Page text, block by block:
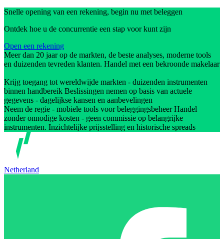
Snelle opening van een rekening, begin nu met beleggen
Ontdek hoe u de concurrentie een stap voor kunt zijn
Open een rekening
Meer dan 20 jaar op de markten, de beste analyses, moderne tools
en duizenden tevreden klanten. Handel met een bekroonde makelaar
Krijg toegang tot wereldwijde markten - duizenden instrumenten
binnen handbereik Beslissingen nemen op basis van actuele
gegevens - dagelijkse kansen en aanbevelingen
Neem de regie - mobiele tools voor beleggingsbeheer Handel
zonder onnodige kosten - geen commissie op belangrijke
instrumenten. Inzichtelijke prijsstelling en historische spreads
Netherland